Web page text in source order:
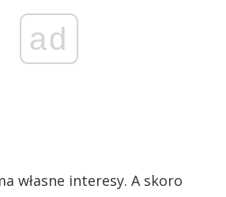
ad
własne interesy. A skoro